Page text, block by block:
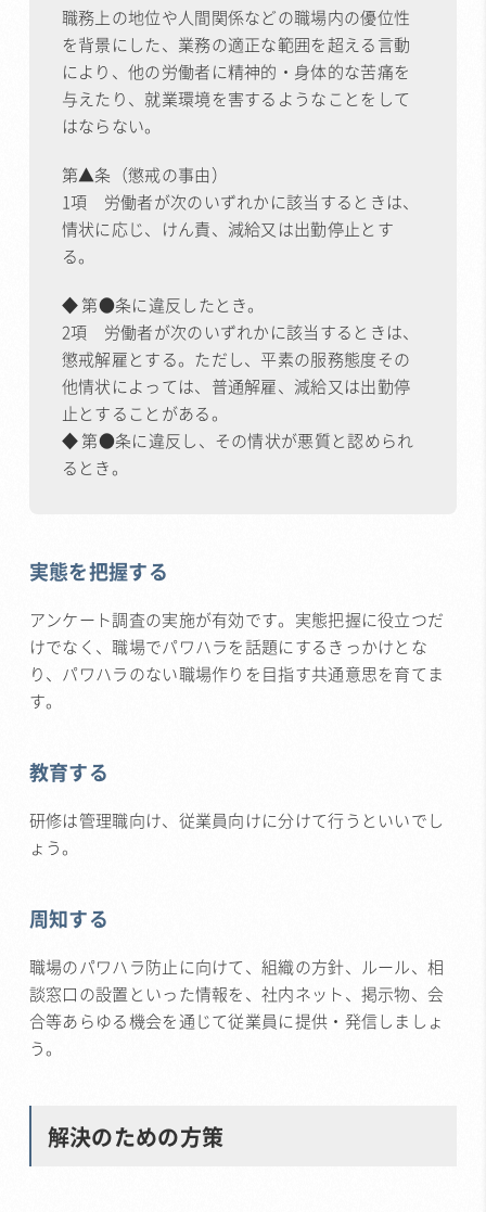
職務上の地位や人間関係などの職場内の優位性
を背景にした、業務の適正な範囲を超える言動
により、他の労働者に精神的・身体的な苦痛を
与えたり、就業環境を害するようなことをして
はならない。
第▲条（懲戒の事由）
1項 労働者が次のいずれかに該当するときは、
情状に応じ、けん責、減給又は出勤停止とす
る。
◆ 第●条に違反したとき。
2項 労働者が次のいずれかに該当するときは、
懲戒解雇とする。ただし、平素の服務態度その
他情状によっては、普通解雇、減給又は出勤停
止とすることがある。
◆ 第●条に違反し、その情状が悪質と認められ
るとき。
実態を把握する
アンケート調査の実施が有効です。実態把握に役立つだ
けでなく、職場でパワハラを話題にするきっかけとな
り、パワハラのない職場作りを目指す共通意思を育てま
す。
教育する
研修は管理職向け、従業員向けに分けて行うといいでし
ょう。
周知する
職場のパワハラ防止に向けて、組織の方針、ルール、相
談窓口の設置といった情報を、社内ネット、掲示物、会
合等あらゆる機会を通じて従業員に提供・発信しましょ
う。
解決のための方策